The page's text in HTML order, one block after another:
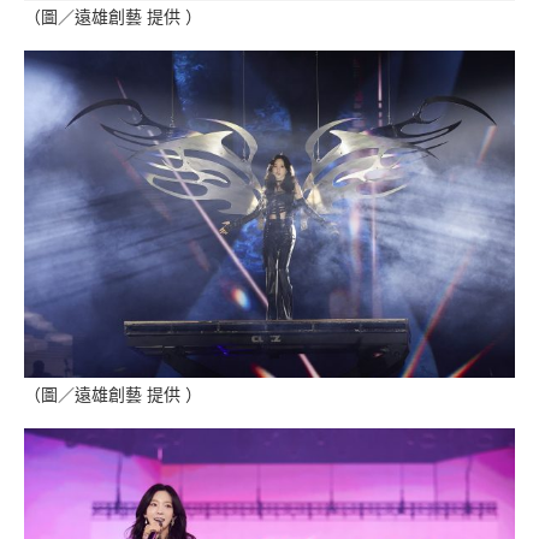
（圖／遠雄創藝 提供 ）
（圖／遠雄創藝 提供 ）